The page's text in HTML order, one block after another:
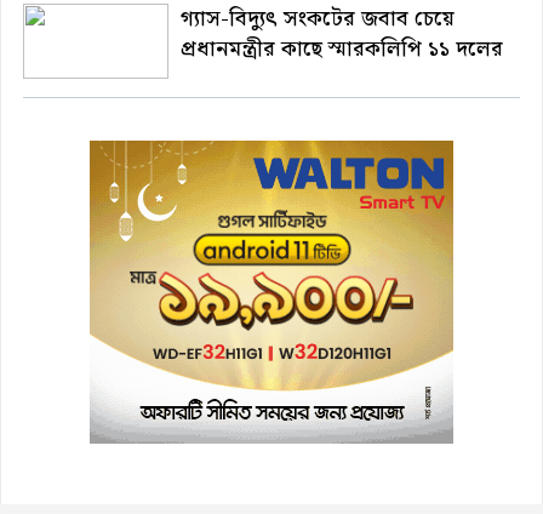
গ্যাস-বিদ্যুৎ সংকটের জবাব চেয়ে
প্রধানমন্ত্রীর কাছে স্মারকলিপি ১১ দলের